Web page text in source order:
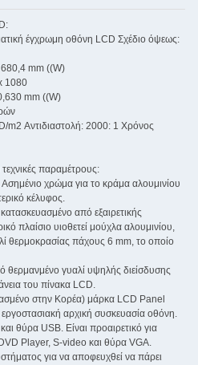
έγχρωμη οθόνη LCD Σχέδιο όψεως:
mm ((W)
1080
mm ((W)
m2 Αντιδιαστολή: 2000: 1 Χρόνος
παραμέτρους:
χρώμα για το κράμα αλουμινίου
κέλυφος.
από εξαιρετικής
πλαίσιο υιοθετεί μούχλα αλουμινίου,
θερμοκρασίας πάχους 6 mm, το οποίο
γυαλί υψηλής διείσδυσης
του πίνακα LCD.
στην Κορέα) μάρκα LCD Panel
αρχική συσκευασία οθόνη.
θύρα USB. Είναι προαιρετικό για
Player, S-video και θύρα VGA.
για να αποφευχθεί να πάρει